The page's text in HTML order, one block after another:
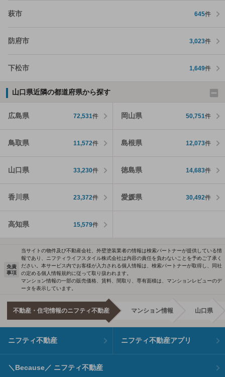
萩市 645件
防府市 3,023件
下松市 1,649件
山口県近隣の都道府県から探す
広島県 72,531件 岡山県 50,751件
鳥取県 11,572件 島根県 12,073件
山口県 33,230件 徳島県 14,683件
香川県 23,372件 愛媛県 30,492件
高知県 15,579件
免責
事項
当サイトの物件及び不動産会社、外壁塗装業者の情報は検索パートナーが提供している情
報であり、ニフティライフスタイル株式会社は内容の責任を負わないことを予めご了承く
ださい。本サービス内でお客様が入力される個人情報は、検索パートナーが取得し、同社
の定める個人情報規約に従って取り扱われます。
マンション情報の一部の販売価格、賃料、間取り、専有面積は、マンションレビューのデ
ータを表示しています。
不動産・住宅情報のニフティ不動産 マンション情報 山口県
ニフティ不動産 ニフティ不動産アプリ
＼Because／ ニフティ不動産